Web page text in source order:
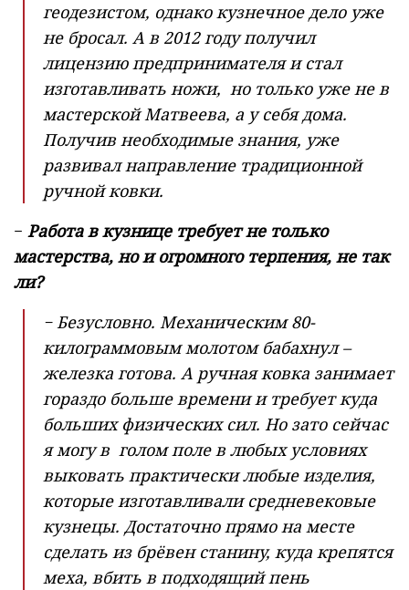
геодезистом, однако кузнечное дело уже
не бросал. А в 2012 году получил
лицензию предпринимателя и стал
изготавливать ножи, но только уже не в
мастерской Матвеева, а у себя дома.
Получив необходимые знания, уже
развивал направление традиционной
ручной ковки.
− Работа в кузнице требует не только
мастерства, но и огромного терпения, не так
ли?
− Безусловно. Механическим 80-
килограммовым молотом бабахнул –
железка готова. А ручная ковка занимает
гораздо больше времени и требует куда
больших физических сил. Но зато сейчас
я могу в голом поле в любых условиях
выковать практически любые изделия,
которые изготавливали средневековые
кузнецы. Достаточно прямо на месте
сделать из брёвен станину, куда крепятся
меха, вбить в подходящий пень